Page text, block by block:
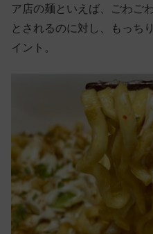
ア店の麺といえば、ごわご
とされるのに対し、もっち
イント。